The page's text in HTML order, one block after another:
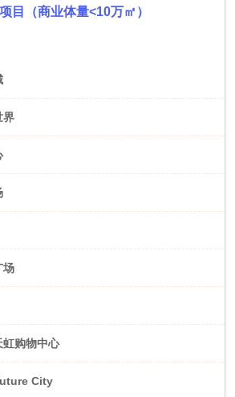
目（商业体量<10万㎡）
界
场
虹购物中心
City